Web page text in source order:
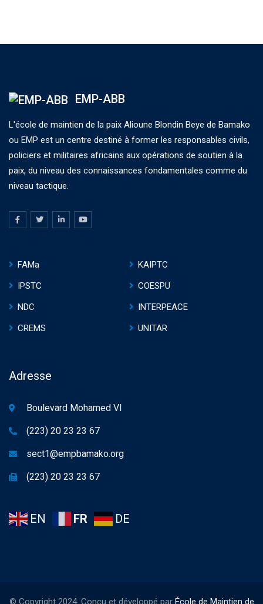
EMP-ABB
L'école de maintien de la paix Alioune Blondin Beye de Bamako
ou EMP est un centre destiné à former les responsables civils,
policiers et militaires africains aux opérations de soutien à la
paix, du niveau des connaissances fondamentales comme du
niveau tactique.
FAMa
KAIPTC
IPSTC
COESPU
NDC
INTERPEACE
CREMS
UNITAR
Adresse
Boulevard Mohamed VI
(223) 20 23 23 67
sect1@empbamako.org
(223) 20 23 23 67
EN FR DE
© Copyright 2024. Conçu et développé par École de Maintien de